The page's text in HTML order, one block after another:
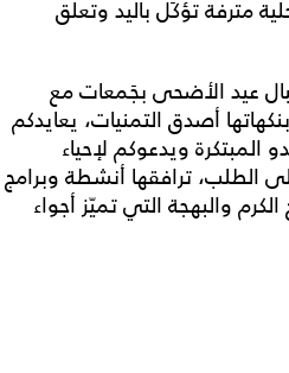
مترفة تؤكَل باليد وتعلق
عيد الأضحى بجَمعات مع
أصدق التمنيات، يعايدكم
المبتكرة ويدعوكم لإحياء
الطلب، ترافقها أنشطة وبرامج
والبهجة التي تميّز أجواء